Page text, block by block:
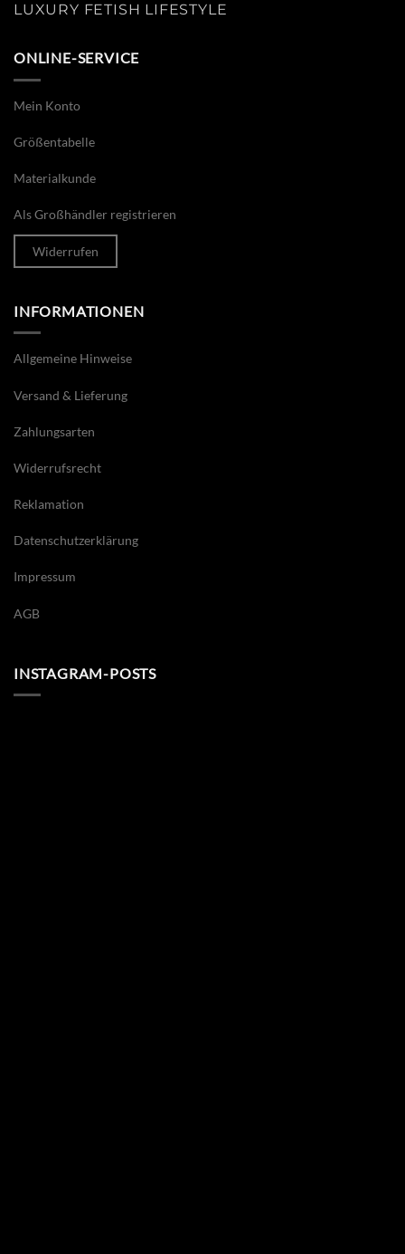
LUXURY FETISH LIFESTYLE
ONLINE-SERVICE
Mein Konto
Größentabelle
Materialkunde
Als Großhändler registrieren
Widerrufen
INFORMATIONEN
Allgemeine Hinweise
Versand & Lieferung
Zahlungsarten
Widerrufsrecht
Reklamation
Datenschutzerklärung
Impressum
AGB
INSTAGRAM-POSTS